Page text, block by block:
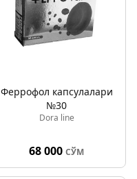
Феррофол капсулалари
№30
Dora line
68 000 СЎМ